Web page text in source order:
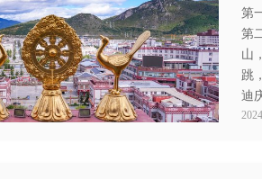
第
第
山
跳
迪